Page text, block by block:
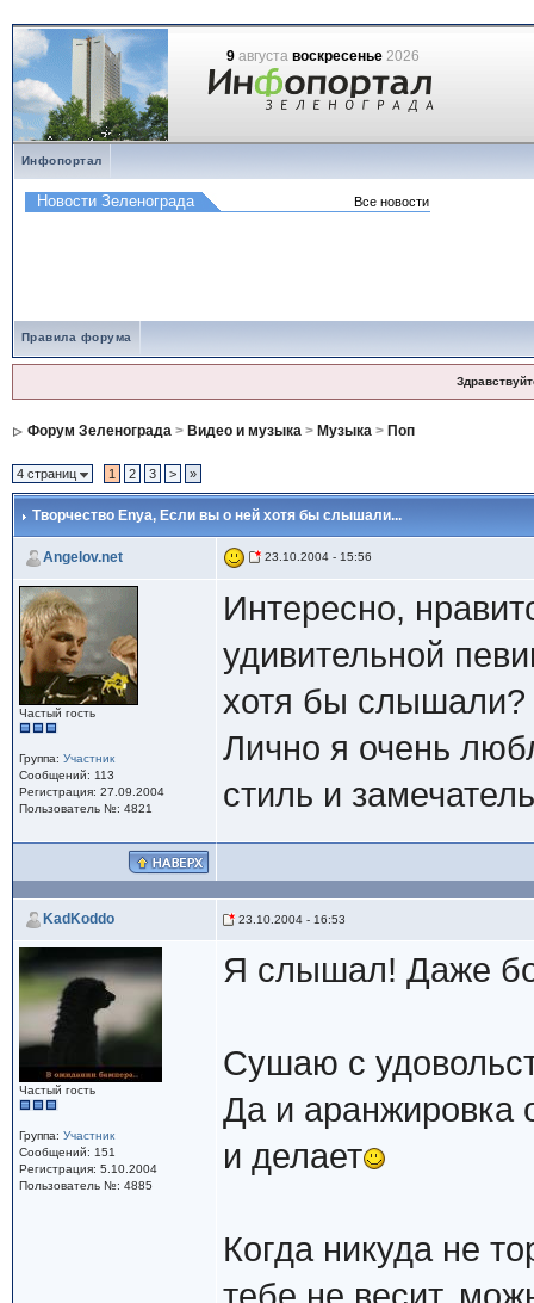
9августа воскресенье2026
Инфопортал
Правила форума
Форум Зеленограда> Видео и музыка> Музыка> Поп
4 страниц 1 2 3 > »
Творчество Enya, Если вы о ней хотя бы слышали...
Angelov.net 23.10.2004 - 15:56
Частый гость
Группа: Участник
Сообщений: 113
Регистрация: 27.09.2004
Пользователь №: 4821
Интересно,
удивительной
хотя бы слышали?
Лично я очень
стиль и
KadKoddo 23.10.2004 - 16:53
Частый гость
Группа: Участник
Сообщений: 151
Регистрация: 5.10.2004
Пользователь №: 4885
Я слышал! Даже
Сушаю с
Да и аранжировка
и делает
Когда никуда не